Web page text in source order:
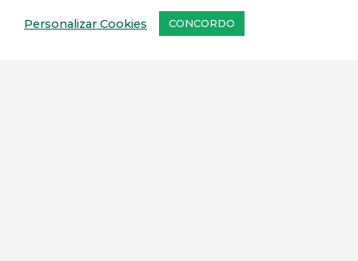
Personalizar Cookies CONCORDO